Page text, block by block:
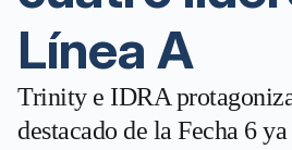
Línea A
Trinity e IDRA
destacado de la Fecha 6